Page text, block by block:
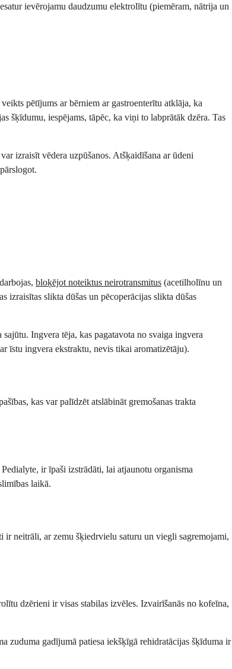
ievērojamu daudzumu elektrolītu (piemēram, nātrija un
pētījums ar bērniem ar gastroenterītu atklāja, ka
šķīdumu, iespējams, tāpēc, ka viņi to labprātāk dzēra. Tas
izraisīt vēdera uzpūšanos. Atšķaidīšana ar ūdeni
bloķējot noteiktus neirotransmitus (acetilholīnu un
slikta dūšas un pēcoperācijas slikta dūšas
Ingvera tēja, kas pagatavota no svaiga ingvera
īstu ingvera ekstraktu, nevis tikai aromatizētāju).
kas var palīdzēt atslābināt gremošanas trakta
ir īpaši izstrādāti, lai atjaunotu organisma
laikā.
neitrāli, ar zemu šķiedrvielu saturu un viegli sagremojami,
dzērieni ir visas stabilas izvēles. Izvairīšanās no kofeīna,
zuduma gadījumā patiesa iekšķīgā rehidratācijas šķīduma ir